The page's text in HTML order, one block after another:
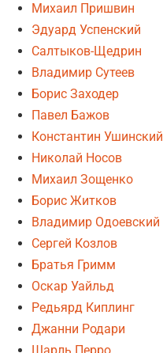
Михаил Пришвин
Эдуард Успенский
Салтыков-Щедрин
Владимир Сутеев
Борис Заходер
Павел Бажов
Константин Ушинский
Николай Носов
Михаил Зощенко
Борис Житков
Владимир Одоевский
Сергей Козлов
Братья Гримм
Оскар Уайльд
Редьярд Киплинг
Джанни Родари